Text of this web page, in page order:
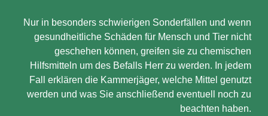
Nur in besonders schwierigen Sonderfällen und wenn
gesundheitliche Schäden für Mensch und Tier nicht
geschehen können, greifen sie zu chemischen
Hilfsmitteln um des Befalls Herr zu werden. In jedem
Fall erklären die Kammerjäger, welche Mittel genutzt
werden und was Sie anschließend eventuell noch zu
beachten haben.